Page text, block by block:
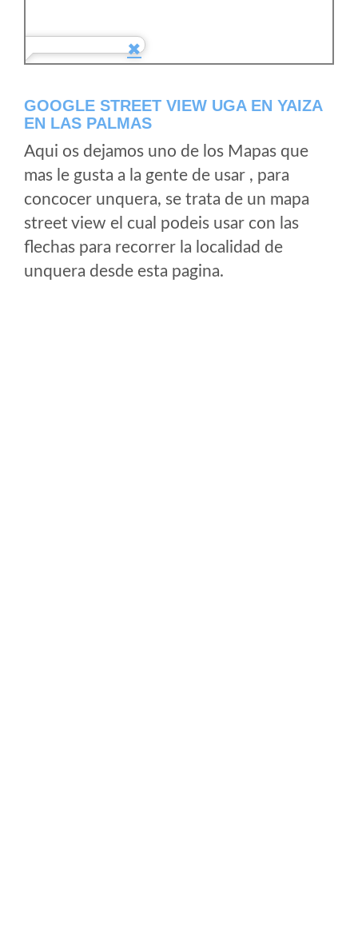
GOOGLE STREET VIEW UGA EN YAIZA
EN LAS PALMAS
Aqui os dejamos uno de los Mapas que
mas le gusta a la gente de usar , para
concocer unquera, se trata de un mapa
street view el cual podeis usar con las
flechas para recorrer la localidad de
unquera desde esta pagina.